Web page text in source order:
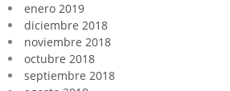
enero 2019
diciembre 2018
noviembre 2018
octubre 2018
septiembre 2018